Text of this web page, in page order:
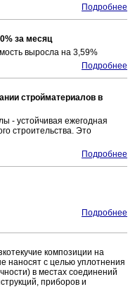
Подробнее
за месяц
выросла на 3,59%
Подробнее
стройматериалов в
- устойчивая ежегодная
строительства. Это
Подробнее
Подробнее
композиции на
наносят с целью уплотнения
в местах соединений
приборов и